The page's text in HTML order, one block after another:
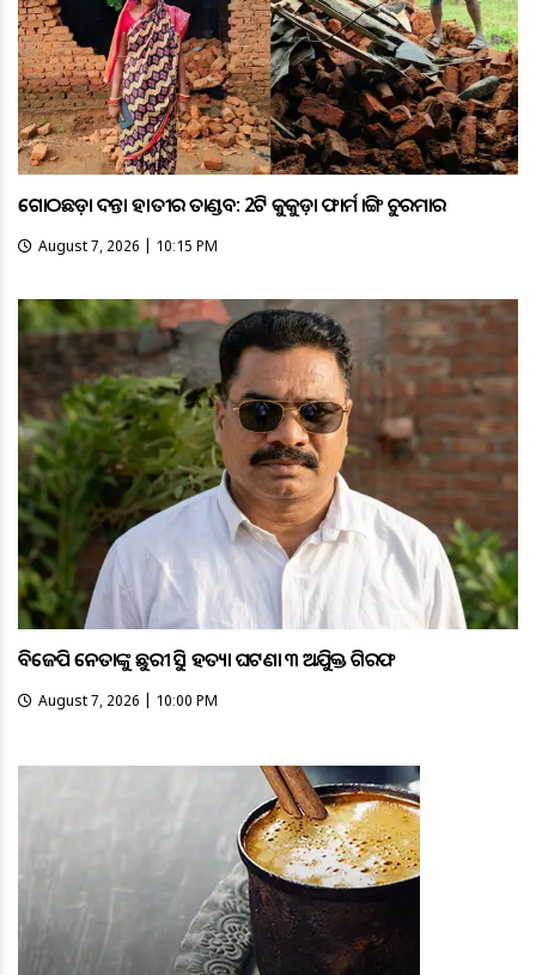
ଗୋଠଛଡ଼ା ଦନ୍ତା ହାତୀର ତାଣ୍ଡବ: 2ଟି କୁକୁଡ଼ା ଫାର୍ମ ଭାଙ୍ଗି ଚୁରମାର
August 7, 2026 | 10:15 PM
ବିଜେପି ନେତାଙ୍କୁ ଛୁରୀ ଭୁସି ହତ୍ୟା ଘଟଣା ୩ ଅଭିଯୁକ୍ତ ଗିରଫ
August 7, 2026 | 10:00 PM